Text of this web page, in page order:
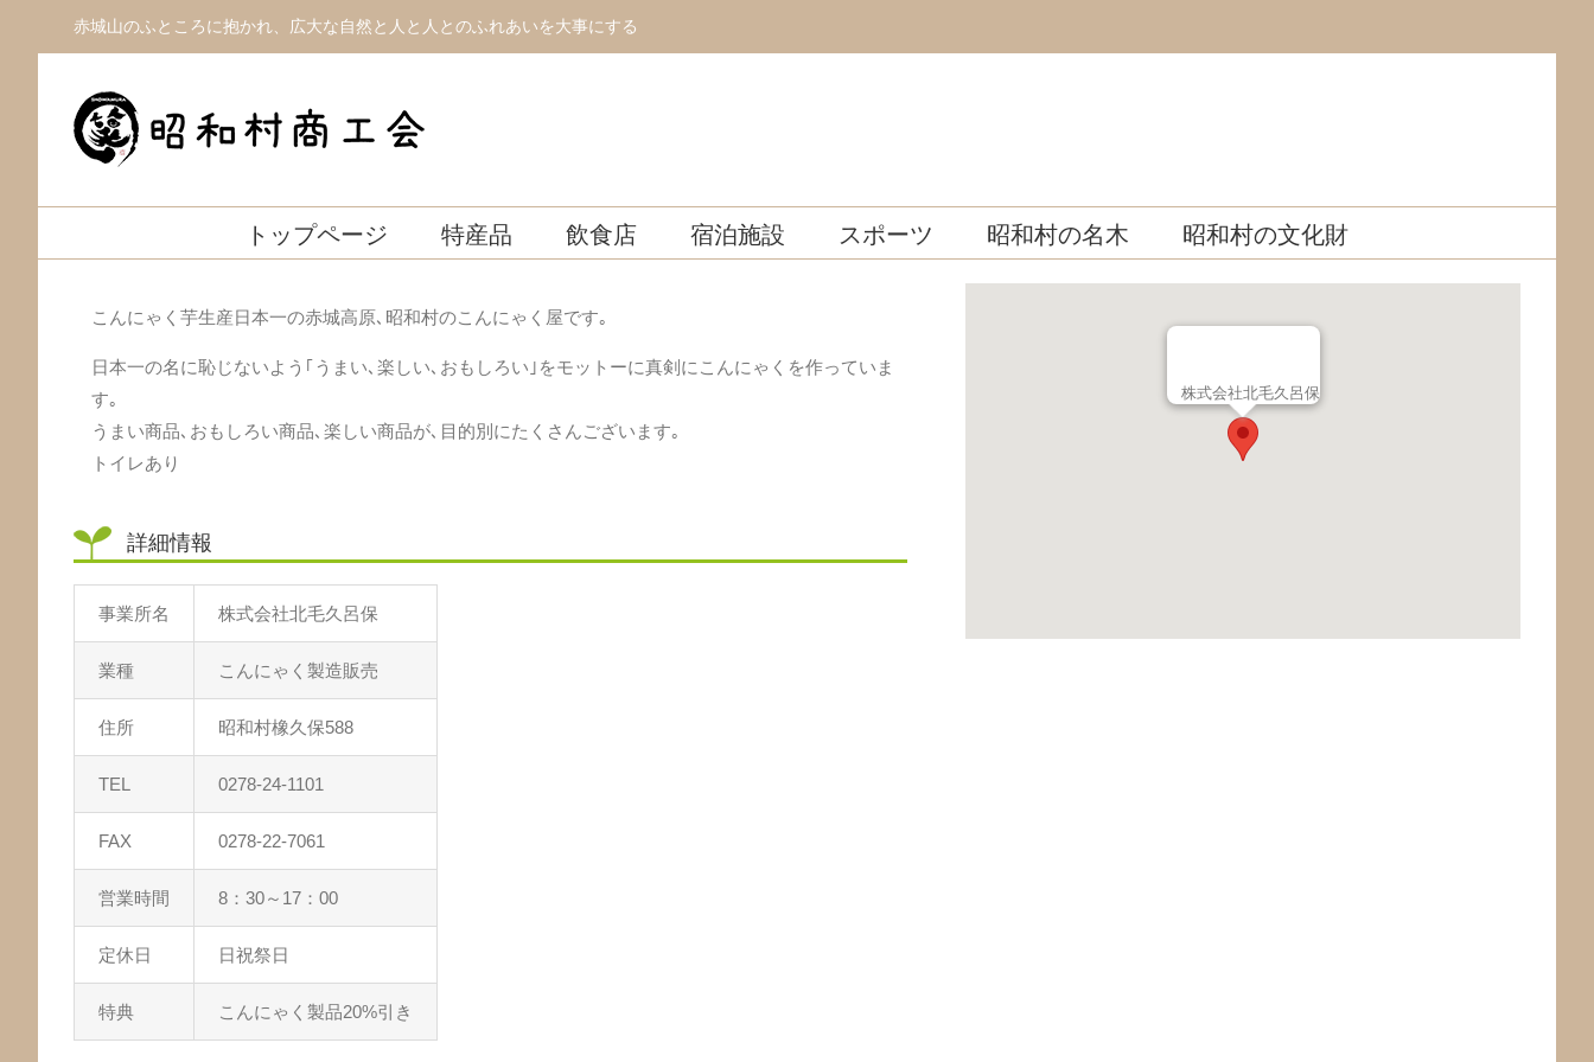
赤城山のふところに抱かれ、広大な自然と人と人とのふれあいを大事にする
トップページ 特産品 飲食店 宿泊施設 スポーツ 昭和村の名木 昭和村の文化財
こんにゃく芋生産日本一の赤城高原､昭和村のこんにゃく屋です｡
日本一の名に恥じないよう｢うまい､楽しい､おもしろい｣をモットーに真剣にこんにゃくを作っていま
す｡
うまい商品､おもしろい商品､楽しい商品が､目的別にたくさんございます｡
トイレあり
詳細情報
事業所名 株式会社北毛久呂保
業種 こんにゃく製造販売
住所 昭和村橡久保588
TEL 0278-24-1101
FAX 0278-22-7061
営業時間 8：30～17：00
定休日 日祝祭日
特典 こんにゃく製品20%引き
株式会社北毛久呂保